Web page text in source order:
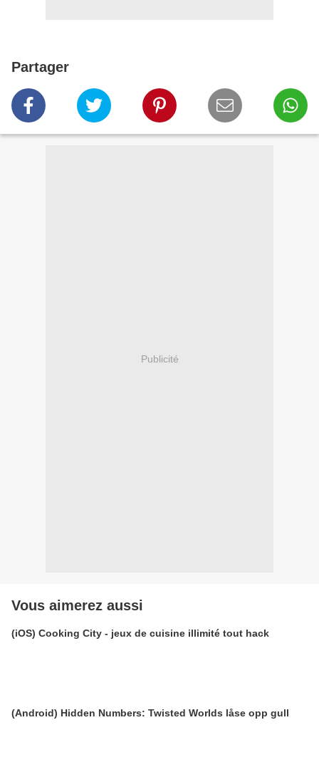
Partager
Publicité
Vous aimerez aussi
(iOS) Cooking City - jeux de cuisine illimité tout hack
(Android) Hidden Numbers: Twisted Worlds låse opp gull